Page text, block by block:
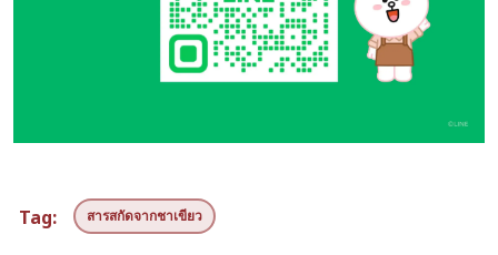
Tag: สารสกัดจากชาเขียว